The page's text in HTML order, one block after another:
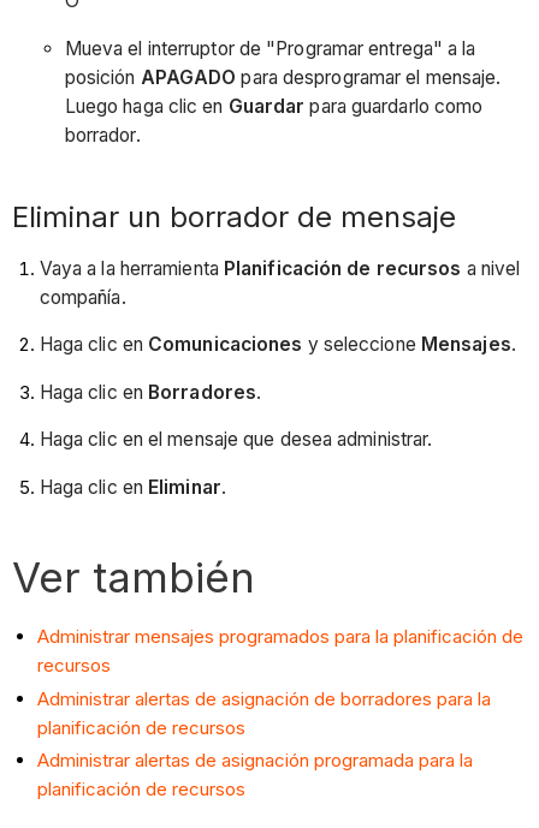
Mueva el interruptor de "Programar entrega" a la
posición APAGADO para desprogramar el mensaje.
Luego haga clic en Guardar para guardarlo como
borrador.
Eliminar un borrador de mensaje
Vaya a la herramienta Planificación de recursos a nivel
compañía.
Haga clic en Comunicaciones y seleccione Mensajes.
Haga clic en Borradores.
Haga clic en el mensaje que desea administrar.
Haga clic en Eliminar.
Ver también
Administrar mensajes programados para la planificación de
recursos
Administrar alertas de asignación de borradores para la
planificación de recursos
Administrar alertas de asignación programada para la
planificación de recursos